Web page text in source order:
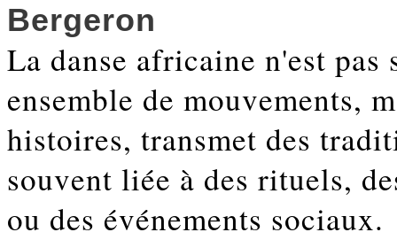
Bergeron
La danse africaine n'est pas
ensemble de mouvements,
histoires, transmet des
souvent liée à des rituels,
ou des événements sociaux.